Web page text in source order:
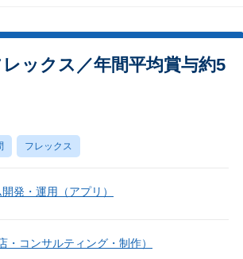
ックス／年間平均賞与約5
フレックス
発・運用（アプリ）
コンサルティング・制作）